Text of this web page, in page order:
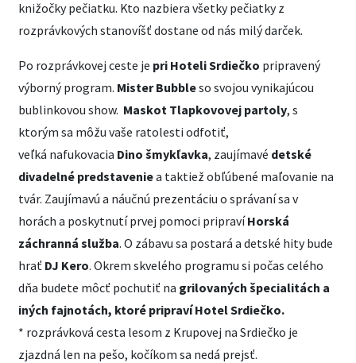
knižočky pečiatku. Kto nazbiera všetky pečiatky z
rozprávkových stanovíšť dostane od nás milý darček.
Po rozprávkovej ceste je pri Hoteli Srdiečko pripravený
výborný program. Mister Bubbleso svojou vynikajúcou
bublinkovou show. Maskot Tlapkovovej partoly, s
ktorým sa môžu vaše ratolesti odfotiť,
veľká nafukovacia Dino šmykľavka, zaujímavé detské
divadelné predstaveniea taktiež obľúbené maľovanie na
tvár. Zaujímavú a náučnú prezentáciu o správaní sa v
horách a poskytnutí prvej pomoci pripravíHorská
záchranná služba. O zábavu sa postará a detské hity bude
hrať DJ Kero. Okrem skvelého programu si počas celého
dňa budete môcť pochutiť na grilovaných špecialitách a
iných fajnotách, ktoré pripraví Hotel Srdiečko.
* rozprávková cesta lesom z Krupovej na Srdiečko je
zjazdná len na pešo, kočíkom sa nedá prejsť.